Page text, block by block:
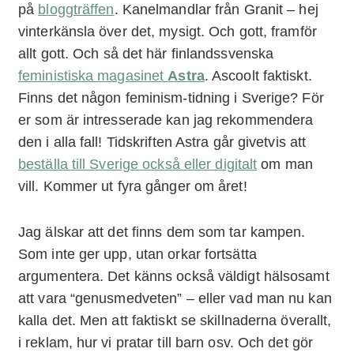
på bloggträffen. Kanelmandlar från Granit – hej
vinterkänsla över det, mysigt. Och gott, framför
allt gott. Och så det här finlandssvenska
feministiska magasinetAstra. Ascoolt faktiskt.
Finns det någon feminism-tidning i Sverige? För
er som är intresserade kan jag rekommendera
den i alla fall! Tidskriften Astra går givetvis att
beställa till Sverige också eller digitalt om man
vill. Kommer ut fyra gånger om året!
Jag älskar att det finns dem som tar kampen.
Som inte ger upp, utan orkar fortsätta
argumentera. Det känns också väldigt hälsosamt
att vara “genusmedveten” – eller vad man nu kan
kalla det. Men att faktiskt se skillnaderna överallt,
i reklam, hur vi pratar till barn osv. Och det gör